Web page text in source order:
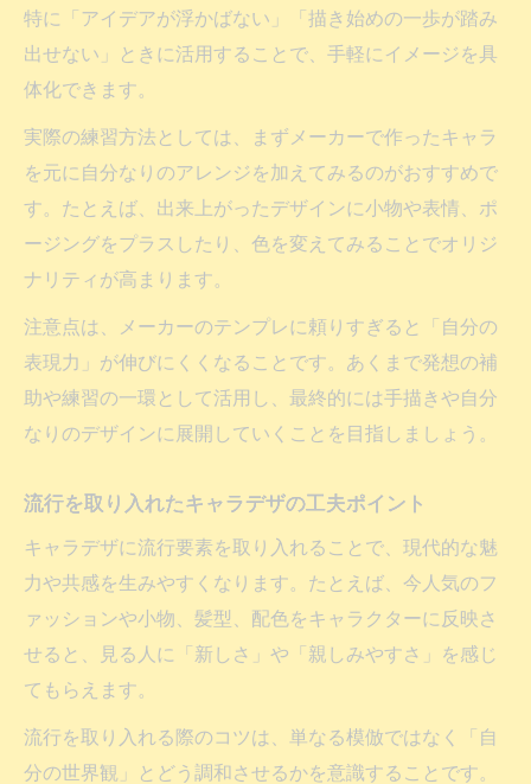
特に「アイデアが浮かばない」「描き始めの一歩が踏み
出せない」ときに活用することで、手軽にイメージを具
体化できます。
実際の練習方法としては、まずメーカーで作ったキャラ
を元に自分なりのアレンジを加えてみるのがおすすめで
す。たとえば、出来上がったデザインに小物や表情、ポ
ージングをプラスしたり、色を変えてみることでオリジ
ナリティが高まります。
注意点は、メーカーのテンプレに頼りすぎると「自分の
表現力」が伸びにくくなることです。あくまで発想の補
助や練習の一環として活用し、最終的には手描きや自分
なりのデザインに展開していくことを目指しましょう。
流行を取り入れたキャラデザの工夫ポイント
キャラデザに流行要素を取り入れることで、現代的な魅
力や共感を生みやすくなります。たとえば、今人気のフ
ァッションや小物、髪型、配色をキャラクターに反映さ
せると、見る人に「新しさ」や「親しみやすさ」を感じ
てもらえます。
流行を取り入れる際のコツは、単なる模倣ではなく「自
分の世界観」とどう調和させるかを意識することです。